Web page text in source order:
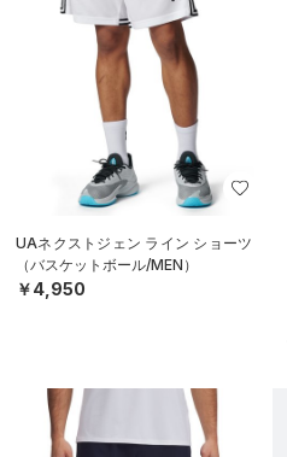
UAネクストジェン ライン ショーツ
（バスケットボール/MEN）
￥4,950